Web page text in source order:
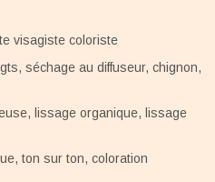
visagiste coloriste
séchage au diffuseur, chignon,
lissage organique, lissage
ton sur ton, coloration